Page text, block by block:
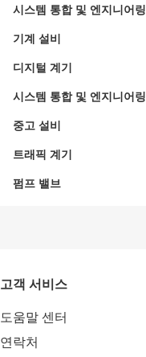
시스템 통합 및 엔지니어링
기계 설비
디지털 계기
시스템 통합 및 엔지니어링
중고 설비
트래픽 계기
펌프 밸브
고객 서비스
도움말 센터
연락처